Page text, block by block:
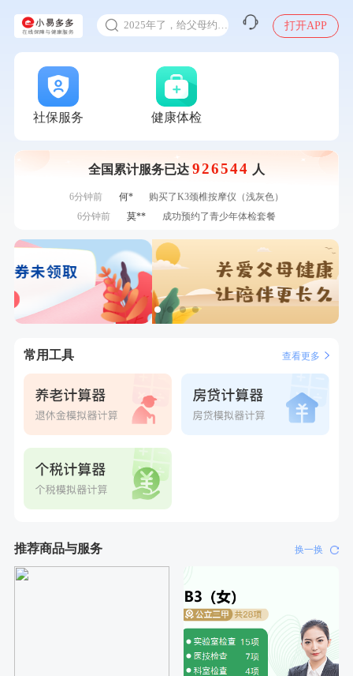
2025年了，给父母约个体检
入职体检在线预约
打开APP
社保服务 健康体检
全国累计服务已达 926544 人
刚刚
姜**
购买了五常稻花香2号大米
刚刚
刘**
成功预约了入职体检套餐
刚刚
刘**
成功预约了入职体检套餐
1分钟前
成功预约了女性VIP体检套餐
购买了BP3颈椎热敷枕
2分钟前
毛**
购买了汤臣倍健多维男士多种维生素矿物质片1.5g*60片*2
成功预约了男性婚前体检基础套餐
4分钟前
王*
购买了公牛环球旅行转换器—L07
6分钟前
何*
购买了K3颈椎按摩仪（浅灰色）
6分钟前
莫**
成功预约了青少年体检套餐
7分钟前
何**
购买了姚朵朵-1000g粗粮生活礼盒
刚刚
姜**
购买了五常稻花香2号大米
刚刚
姜** 购买了五常稻花香2号大米
常用工具 查看更多
推荐商品与服务 换一换